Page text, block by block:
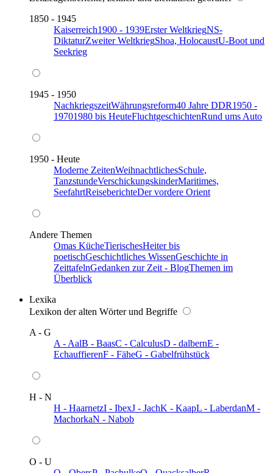
1850 - 1945
Kaiserreich1900 - 1939Erster WeltkriegNS-
DiktaturZweiter WeltkriegShoa, HolocaustU-Boot und
Seekrieg
1945 - 1950
NachkriegszeitWährungsreform40 Jahre DDR1950 -
19701980 bis HeuteFluchtgeschichtenRund ums Auto
1950 - Heute
Moderne ZeitenWeihnachtlichesSchule,
TanzstundeVerschickungskinderMaritimes,
SeefahrtReiseberichteDer vordere Orient
Andere Themen
Omas KücheTierischesHeiter bis
poetischGeschichtliches WissenGeschichte in
ZeittafelnGedanken zur Zeit - BlogThemen im
Überblick
Lexika
Lexikon der alten Wörter und Begriffe
A - G
A - AalB - BaasC - CalculusD - dalbernE -
EchauffierenF - FäheG - Gabelfrühstück
H - N
H - HaarnetzI - IbexJ - JachK - KaapL - LaberdanM -
MachorkaN - Nabob
O - U